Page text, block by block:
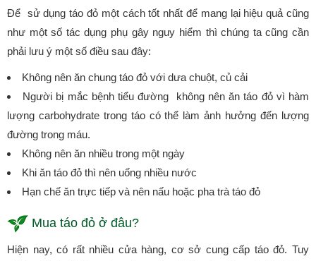
Để sử dụng táo đỏ một cách tốt nhất để mang lại hiệu quả cũng
như một số tác dụng phụ gây nguy hiểm thì chúng ta cũng cần
phải lưu ý một số điều sau đây:
Không nên ăn chung táo đỏ với dưa chuột, củ cải
Người bị mắc bệnh tiểu đường không nên ăn táo đỏ vì hàm
lượng carbohydrate trong táo có thể làm ảnh hưởng đến lượng
đường trong máu.
Không nên ăn nhiều trong một ngày
Khi ăn táo đỏ thì nên uống nhiều nước
Hạn chế ăn trực tiếp và nên nấu hoặc pha trà táo đỏ
Mua táo đỏ ở đâu?
Hiện nay, có rất nhiều cửa hàng, cơ sở cung cấp táo đỏ. Tuy